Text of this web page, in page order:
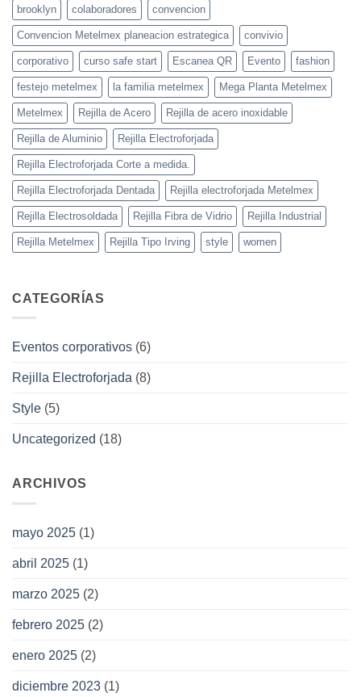
brooklyn colaboradores convencion
Convencion Metelmex planeacion estrategica convivio
corporativo curso safe start Escanea QR Evento fashion
festejo metelmex la familia metelmex Mega Planta Metelmex
Metelmex Rejilla de Acero Rejilla de acero inoxidable
Rejilla de Aluminio Rejilla Electroforjada
Rejilla Electroforjada Corte a medida.
Rejilla Electroforjada Dentada Rejilla electroforjada Metelmex
Rejilla Electrosoldada Rejilla Fibra de Vidrio Rejilla Industrial
Rejilla Metelmex Rejilla Tipo Irving style women
CATEGORÍAS
Eventos corporativos (6)
Rejilla Electroforjada (8)
Style (5)
Uncategorized (18)
ARCHIVOS
mayo 2025 (1)
abril 2025 (1)
marzo 2025 (2)
febrero 2025 (2)
enero 2025 (2)
diciembre 2023 (1)